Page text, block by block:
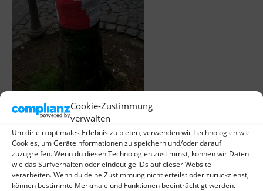
Cookie-Zustimmung
verwalten
Um dir ein optimales Erlebnis zu bieten, verwenden wir Technologien wie
Cookies, um Geräteinformationen zu speichern und/oder darauf
zuzugreifen. Wenn du diesen Technologien zustimmst, können wir Daten
wie das Surfverhalten oder eindeutige IDs auf dieser Website
verarbeiten. Wenn du deine Zustimmung nicht erteilst oder zurückziehst,
können bestimmte Merkmale und Funktionen beeinträchtigt werden.